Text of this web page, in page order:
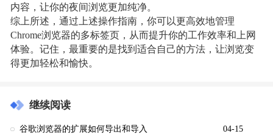
内容，让你的夜间浏览更加纯净。
综上所述，通过上述操作指南，你可以更高效地管理
Chrome浏览器的多标签页，从而提升你的工作效率和上网
体验。记住，最重要的是找到适合自己的方法，让浏览变
得更加轻松和愉快。
继续阅读
谷歌浏览器的扩展如何导出和导入 04-15